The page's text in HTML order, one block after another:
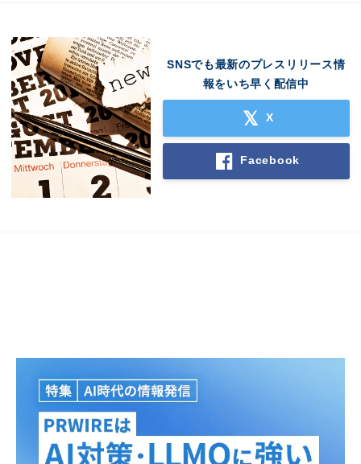
SNSでも最新のプレスリリース情
報をいち早く配信中
X
Facebook